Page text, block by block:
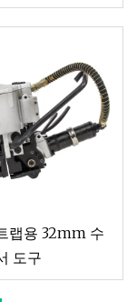
랩용 32mm 수
도구